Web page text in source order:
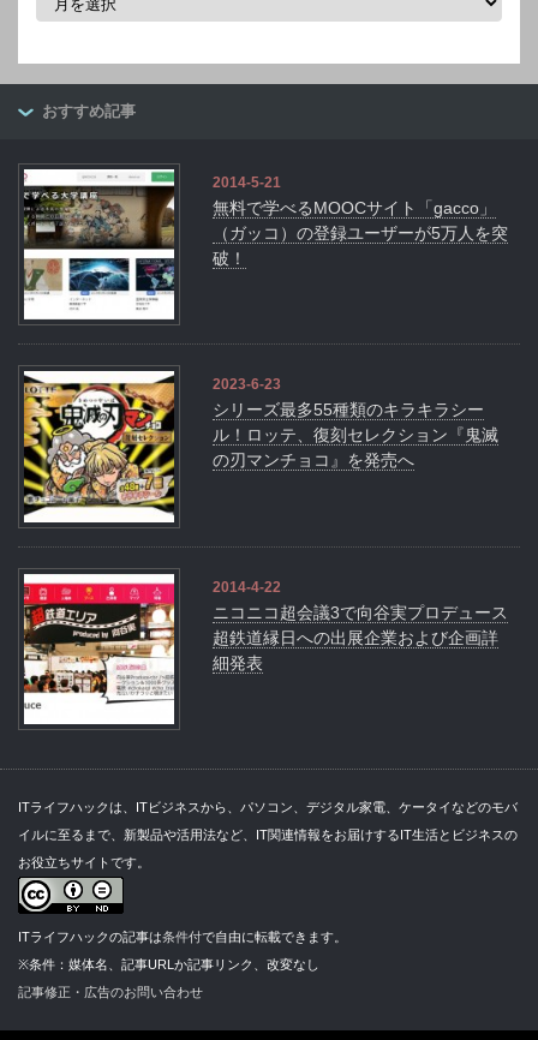
ブ
おすすめ記事
2014-5-21
無料で学べるMOOCサイト「gacco」
（ガッコ）の登録ユーザーが5万人を突
破！
2023-6-23
シリーズ最多55種類のキラキラシー
ル！ロッテ、復刻セレクション『鬼滅
の刃マンチョコ』を発売へ
2014-4-22
ニコニコ超会議3で向谷実プロデュース
超鉄道縁日への出展企業および企画詳
細発表
ITライフハックは、ITビジネスから、パソコン、デジタル家電、ケータイなどのモバ
イルに至るまで、新製品や活用法など、IT関連情報をお届けするIT生活とビジネスの
お役立ちサイトです。
ITライフハックの記事は条件付で自由に転載できます。
※条件：媒体名、記事URLか記事リンク、改変なし
記事修正・広告のお問い合わせ